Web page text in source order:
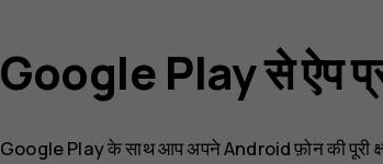
Google Play से ऐप
Google Play के साथ आप अपने Android फ़ोन की पूरी